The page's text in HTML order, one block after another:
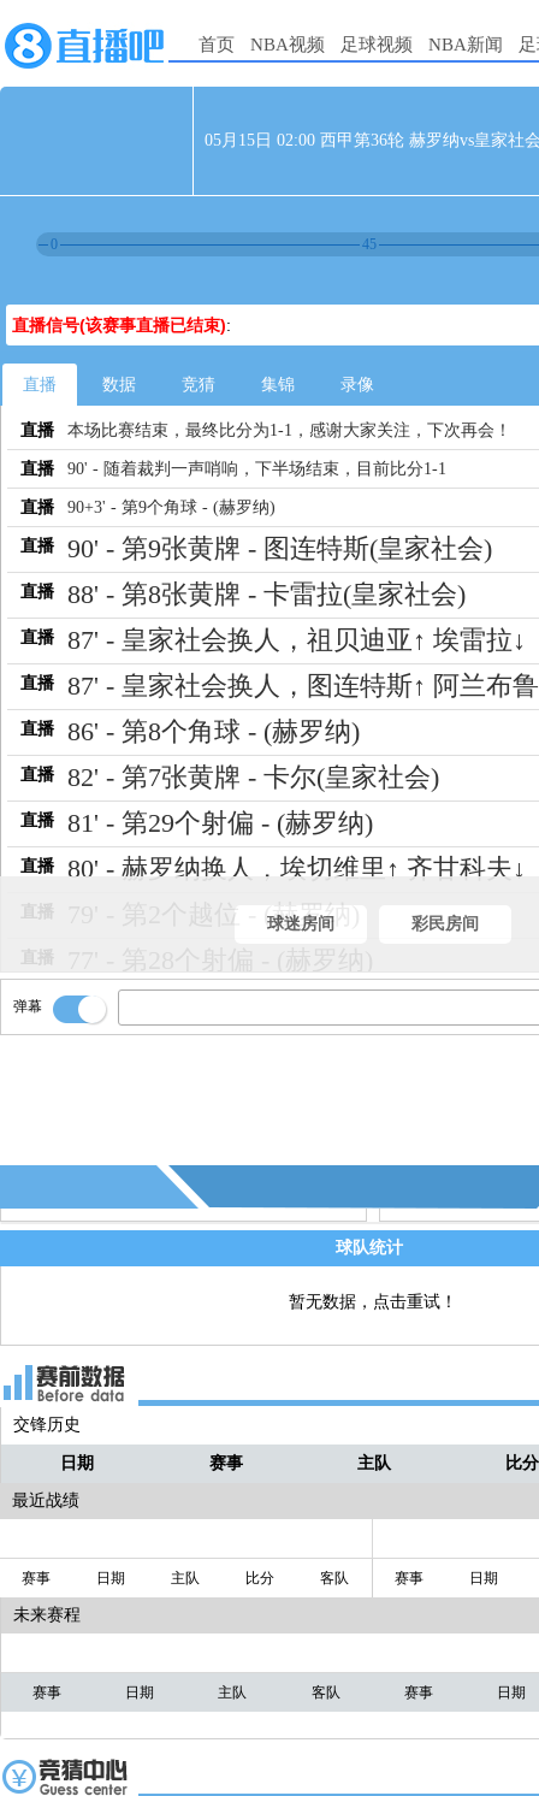
首页 NBA视频 足球视频 NBA新闻
05月15日 02:00 西甲第36轮 赫罗纳vs皇家社
0 45
直播信号(该赛事直播已结束):
直播 数据 竞猜 集锦 录像
直播 本场比赛结束，最终比分为1-1，感谢大家关注，下次再会！
直播 90' - 随着裁判一声哨响，下半场结束，目前比分1-1
直播 90+3' - 第9个角球 - (赫罗纳)
直播 90' - 第9张黄牌 - 图连特斯(皇家社会)
直播 88' - 第8张黄牌 - 卡雷拉(皇家社会)
直播 87' - 皇家社会换人，祖贝迪亚↑ 埃雷拉↓
直播 87' - 皇家社会换人，图连特斯↑ 阿兰布
直播 86' - 第8个角球 - (赫罗纳)
直播 82' - 第7张黄牌 - 卡尔(皇家社会)
直播 81' - 第29个射偏 - (赫罗纳)
直播 80' - 赫罗纳换人，埃切维里↑ 齐甘科夫↓
直播 79' - 第2个越位 - (赫罗纳)
直播
直播
76' - 第6张黄牌，比赛场上火药味十足
已经出示了第6张黄牌
69' - 第26个射偏 - (赫罗纳)
球迷房间 彩民房间
弹幕
球队统计
暂无数据，点击重试！
交锋历史
日期 赛事 主队 比分
最近战绩
赛事 日期 主队 比分 客队 赛事 日期
未来赛程
赛事 日期 主队 客队 赛事 日期